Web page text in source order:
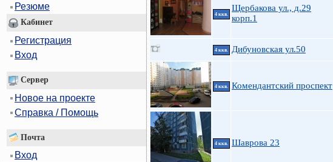
Резюме
Кабинет
Регистрация
Вход
Сервер
Новое на проекте
Справка / Помощь
Почта
Вход
4 ккв.
Щербакова ул., д.29
корп.1
4 ккв. Дибуновская ул.50
4 ккв. Комендантский проспект
4 ккв. Шаврова 23